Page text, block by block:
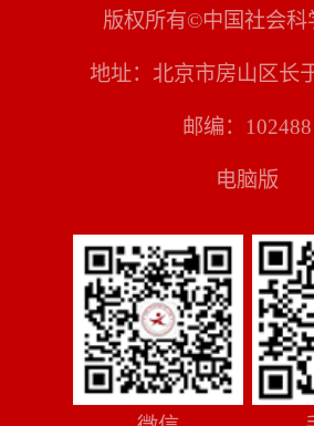
版权所有©中国社会科
地址：北京市房山区长
邮编：102488
电脑版